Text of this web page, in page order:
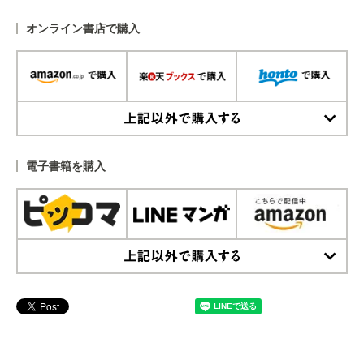
オンライン書店で購入
電子書籍を購入